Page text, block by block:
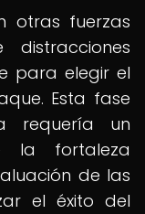
otras fuerzas
para elegir el
Esta fase
requería un
la fortaleza
de las
el éxito del